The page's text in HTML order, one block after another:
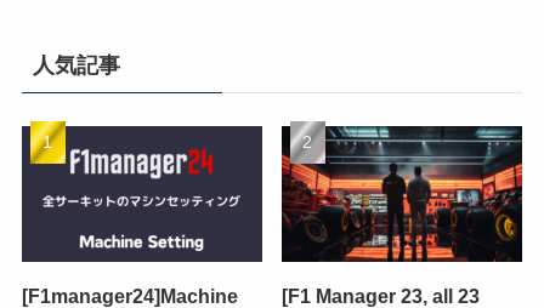
人気記事
[F1manager24]Machine
[F1 Manager 23, all 23